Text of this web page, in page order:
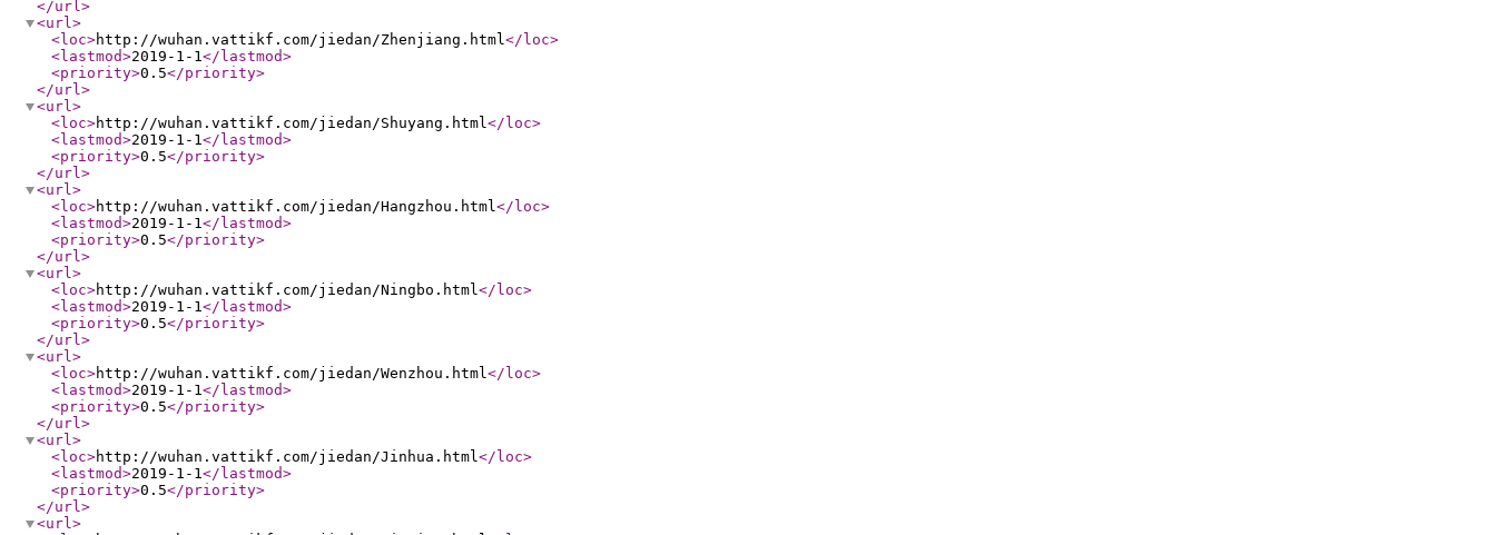
</url>
<url>
<loc>http://wuhan.vattikf.com/jiedan/Zhenjiang.html</loc>
<lastmod>2019-1-1</lastmod>
<priority>0.5</priority>
</url>
<url>
<loc>http://wuhan.vattikf.com/jiedan/Shuyang.html</loc>
<lastmod>2019-1-1</lastmod>
<priority>0.5</priority>
</url>
<url>
<loc>http://wuhan.vattikf.com/jiedan/Hangzhou.html</loc>
<lastmod>2019-1-1</lastmod>
<priority>0.5</priority>
</url>
<url>
<loc>http://wuhan.vattikf.com/jiedan/Ningbo.html</loc>
<lastmod>2019-1-1</lastmod>
<priority>0.5</priority>
</url>
<url>
<loc>http://wuhan.vattikf.com/jiedan/Wenzhou.html</loc>
<lastmod>2019-1-1</lastmod>
<priority>0.5</priority>
</url>
<url>
<loc>http://wuhan.vattikf.com/jiedan/Jinhua.html</loc>
<lastmod>2019-1-1</lastmod>
<priority>0.5</priority>
</url>
<url>